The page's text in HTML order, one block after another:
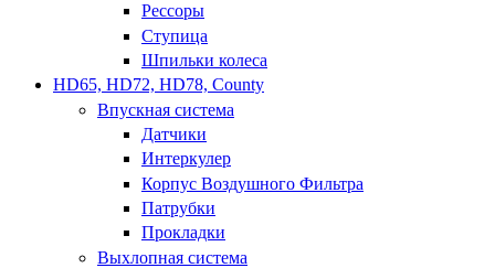
Рессоры
Ступица
Шпильки колеса
HD65, HD72, HD78, County
Впускная система
Датчики
Интеркулер
Корпус Воздушного Фильтра
Патрубки
Прокладки
Выхлопная система